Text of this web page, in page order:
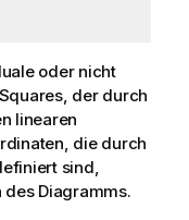
oder nicht
der durch
linearen
die durch
sind,
Diagramms.